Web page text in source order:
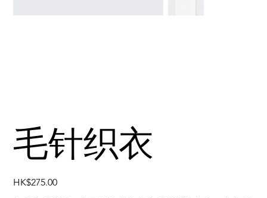
毛针织衣
價
格
HK$275.00